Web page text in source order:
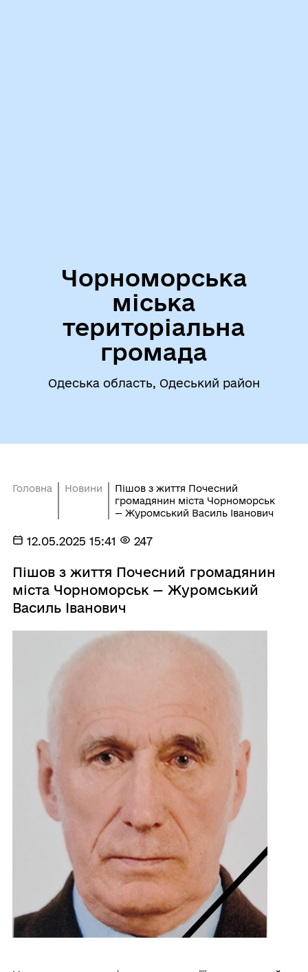
Чорноморська
міська
територіальна
громада
Одеська область, Одеський район
Головна Новини
Пішов з життя Почесний
громадянин міста Чорноморськ
— Журомський Василь Іванович
12.05.2025 15:41 247
Пішов з життя Почесний громадянин
міста Чорноморськ — Журомський
Василь Іванович